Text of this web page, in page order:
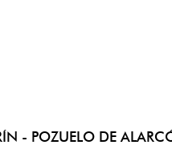
- POZUELO DE